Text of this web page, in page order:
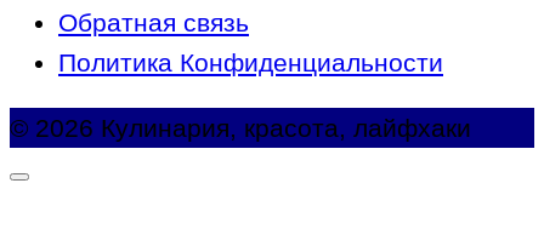
Обратная связь
Политика Конфиденциальности
© 2026 Кулинария, красота, лайфхаки